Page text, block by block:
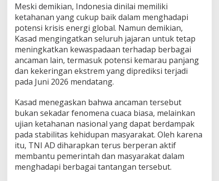
Meski demikian, Indonesia dinilai memiliki
ketahanan yang cukup baik dalam menghadapi
potensi krisis energi global. Namun demikian,
Kasad mengingatkan seluruh jajaran untuk tetap
meningkatkan kewaspadaan terhadap berbagai
ancaman lain, termasuk potensi kemarau panjang
dan kekeringan ekstrem yang diprediksi terjadi
pada Juni 2026 mendatang.
Kasad menegaskan bahwa ancaman tersebut
bukan sekadar fenomena cuaca biasa, melainkan
ujian ketahanan nasional yang dapat berdampak
pada stabilitas kehidupan masyarakat. Oleh karena
itu, TNI AD diharapkan terus berperan aktif
membantu pemerintah dan masyarakat dalam
menghadapi berbagai tantangan tersebut.